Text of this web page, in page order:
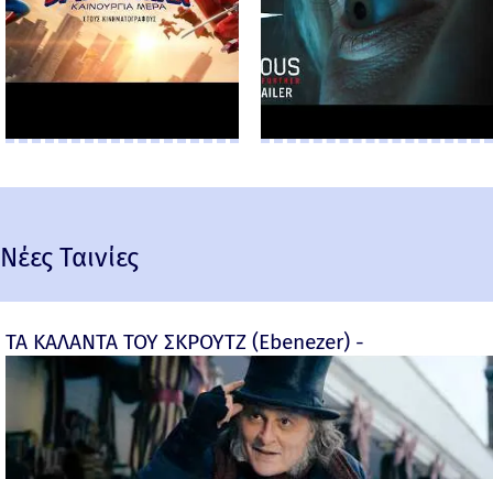
Νέες Ταινίες
ΤΑ ΚΑΛΑΝΤΑ ΤΟΥ ΣΚΡΟΥΤΖ (Ebenezer) -